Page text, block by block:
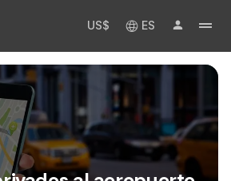
US$ ES